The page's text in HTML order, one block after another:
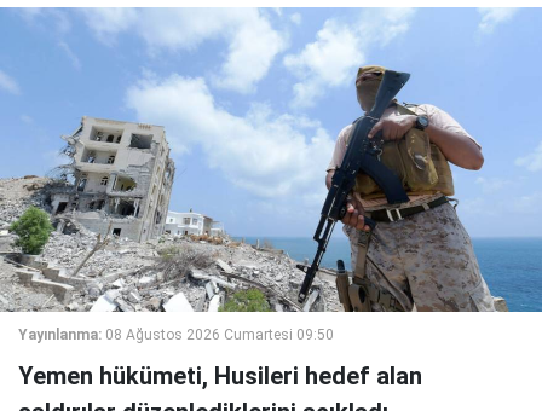
Yayınlanma: 08 Ağustos 2026 Cumartesi 09:50
Yemen hükümeti, Husileri hedef alan